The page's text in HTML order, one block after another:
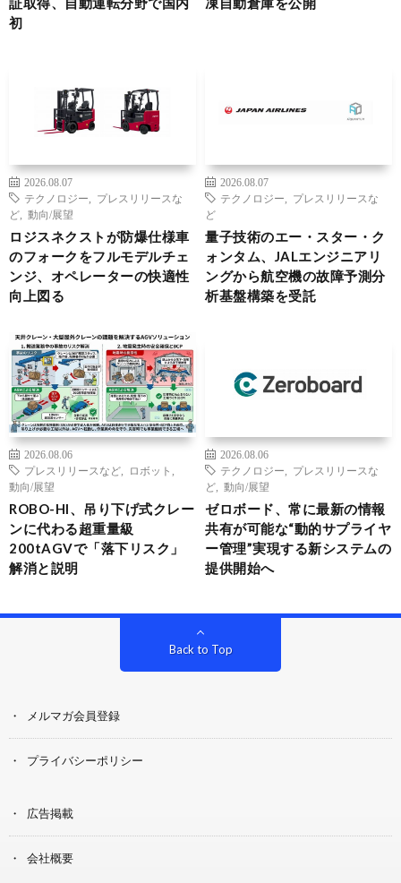
初
2026.08.07
テクノロジー
プレスリリースな
ど
動向/展望
ロジスネクストが防爆仕様車
のフォークをフルモデルチェ
ンジ、オペレーターの快適性
向上図る
2026.08.07
テクノロジー
プレスリリースな
ど
量子技術のエー・スター・ク
ォンタム、JALエンジニアリ
ングから航空機の故障予測分
析基盤構築を受託
2026.08.06
プレスリリースなど
ロボット
動向/展望
ROBO-HI、吊り下げ式クレー
ンに代わる超重量級
200tAGVで「落下リスク」
解消と説明
2026.08.06
テクノロジー
プレスリリースな
ど
動向/展望
ゼロボード、常に最新の情報
共有が可能な“動的サプライヤ
ー管理”実現する新システムの
提供開始へ
Back to Top
メルマガ会員登録
プライバシーポリシー
広告掲載
会社概要